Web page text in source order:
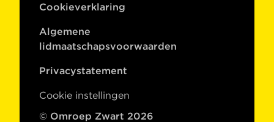
Cookieverklaring
Algemene
lidmaatschapsvoorwaarden
Privacystatement
Cookie instellingen
© Omroep Zwart 2026